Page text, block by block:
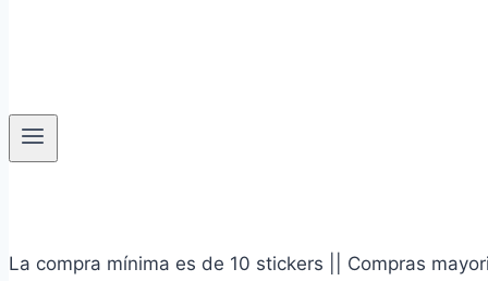
La compra mínima es de 10 stickers || Compras